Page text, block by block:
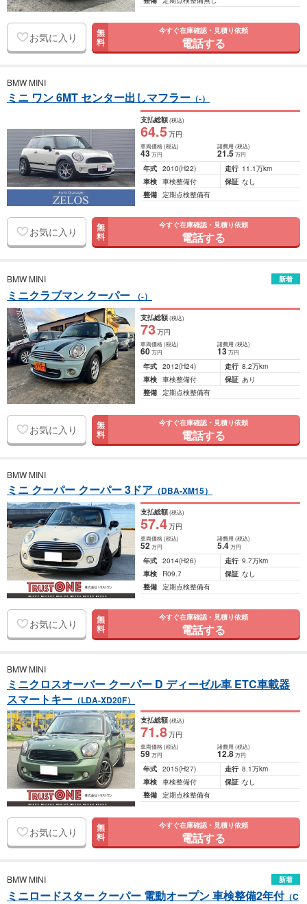
お気に入り 無
料
今すぐ在庫確認・見積り依頼
電話する
BMW MINI
ミニ ワン 6MT センター出しマフラー （-）
支払総額(税込)
64.5万円
車両価格(税込)
43万円
諸費用 (税込)
21.5 万円
年式 2010(H22) 走行 11.1万km
車検 車検整備付 保証 なし
整備 定期点検整備有
お気に入り 無
料
今すぐ在庫確認・見積り依頼
電話する
BMW MINI 新着
ミニクラブマン クーパー （-）
支払総額(税込)
73万円
車両価格(税込)
60万円
諸費用 (税込)
13 万円
年式 2012(H24) 走行 8.2万km
車検 車検整備付 保証 あり
整備 定期点検整備有
お気に入り 無
料
今すぐ在庫確認・見積り依頼
電話する
BMW MINI
ミニ クーパー クーパー 3ドア （DBA-XM15）
支払総額(税込)
57.4万円
車両価格(税込)
52万円
諸費用 (税込)
5.4 万円
年式 2014(H26) 走行 9.7万km
車検
R09.7 保証 なし
整備 定期点検整備有
お気に入り 無
料
今すぐ在庫確認・見積り依頼
電話する
BMW MINI
ミニクロスオーバー クーパー D ディーゼル車 ETC車載器
スマートキー （LDA-XD20F）
支払総額(税込)
71.8万円
車両価格(税込)
59万円
諸費用 (税込)
12.8 万円
年式 2015(H27) 走行 8.1万km
車検 車検整備付 保証 なし
整備 定期点検整備有
お気に入り 無
料
今すぐ在庫確認・見積り依頼
電話する
BMW MINI 新着
ミニロードスター クーパー 電動オープン 車検整備2年付（C